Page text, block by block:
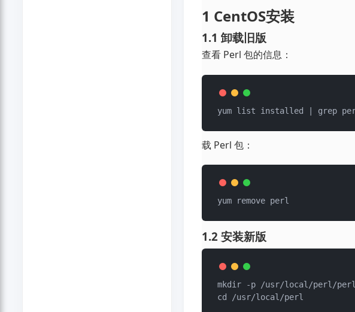
1 CentOS安装
1.1 卸载旧版
查看 Perl 包的信息：
载 Perl 包：
1.2 安装新版
mkdir -p /usr/local/perl/perl